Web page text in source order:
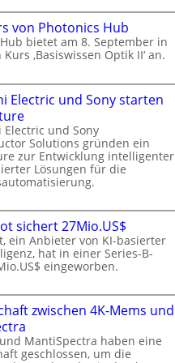
von Photonics Hub
bietet am 8. September in
‚Basiswissen Optik II‘ an.
u
Electric und Sony starten
und Sony
Solutions gründen ein
zur Entwicklung intelligenter
Lösungen für die
e
sichert 27Mio.US$
ein Anbieter von KI-basierter
hat in einer Series-B-
eingeworben.
p
zwischen 4K-Mems und
MantiSpectra haben eine
geschlossen, um die